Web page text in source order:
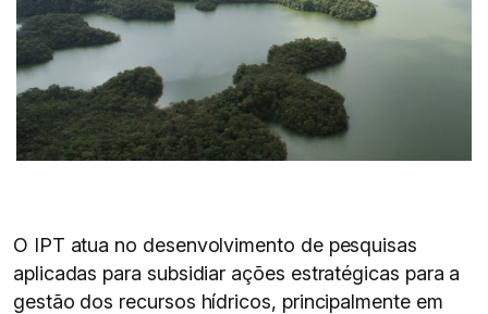
O IPT atua no desenvolvimento de pesquisas
aplicadas para subsidiar ações estratégicas para a
gestão dos recursos hídricos, principalmente em